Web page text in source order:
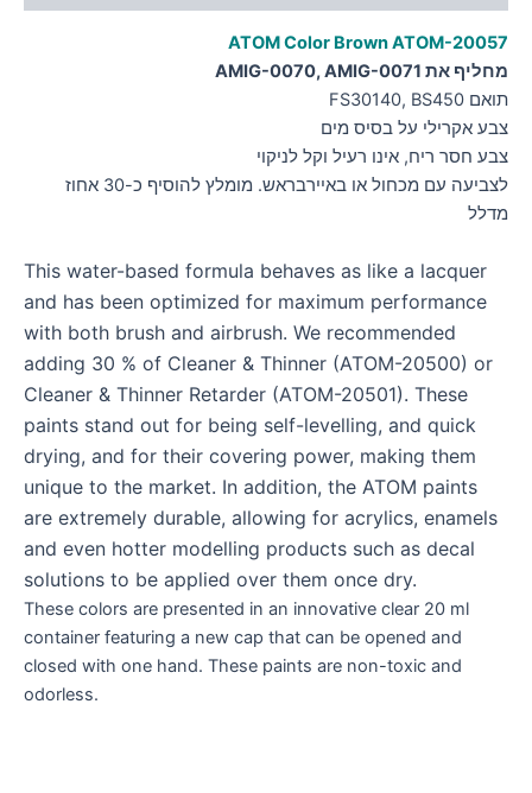
ATOM Color BrownATOM-20057
מחליף את AMIG-0070, AMIG-0071
תואם FS30140, BS450
צבע אקרילי על בסיס מים
צבע חסר ריח, אינו רעיל וקל לניקוי
לצביעה עם מכחול או באיירבראש. מומלץ להוסיף כ-30 אחוז
מדלל
This water-based formula behaves as like a lacquer
and has been optimized for maximum performance
with both brush and airbrush. We recommended
adding 30 % of Cleaner & Thinner (ATOM-20500) or
Cleaner & Thinner Retarder (ATOM-20501). These
paints stand out for being self-levelling, and quick
drying, and for their covering power, making them
unique to the market. In addition, the ATOM paints
are extremely durable, allowing for acrylics, enamels
and even hotter modelling products such as decal
solutions to be applied over them once dry.
These colors are presented in an innovative clear 20 ml
container featuring a new cap that can be opened and
closed with one hand. These paints are non-toxic and
odorless.